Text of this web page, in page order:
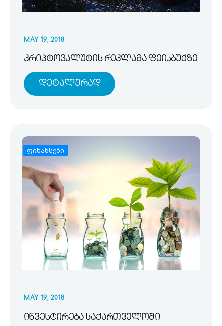
MAY 19, 2018
კრიპტოვალუტის რეკლამა ფეისბუქზე
Დეტალურად
ფინანსები
MAY 19, 2018
ინვესტირება საქართველოში